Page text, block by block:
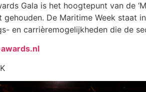
Gala is het hoogtepunt van de
De Maritime Week staat
en carrièremogelijkheden die de